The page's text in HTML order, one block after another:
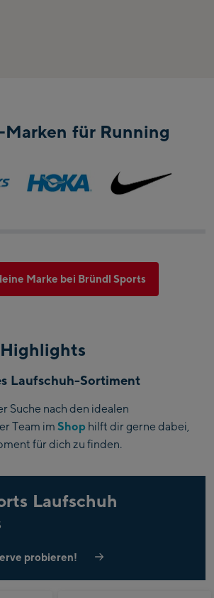
Marken für Running
Marke bei Bründl Sports
Laufschuh-Sortiment
Suche nach den idealen
Team im Shop hilft dir gerne dabei,
für dich zu finden.
Laufschuh
probieren!